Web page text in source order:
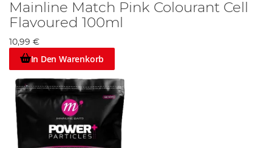
Mainline Match Pink Colourant Cell
Flavoured 100ml
10,99 €
In Den Warenkorb